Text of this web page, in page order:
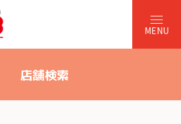
店舗検索